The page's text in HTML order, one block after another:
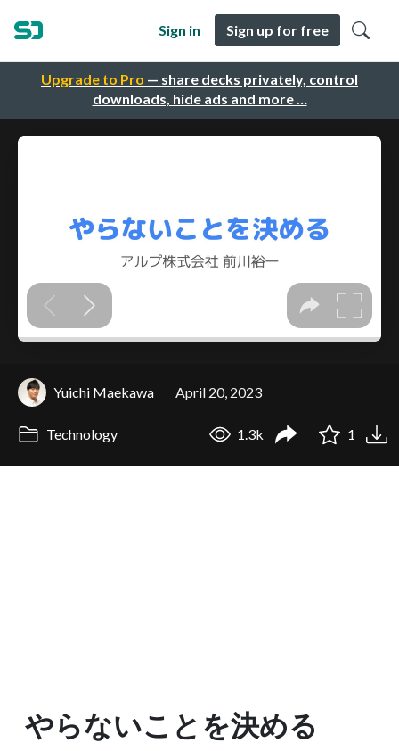
Upgrade to Pro — share decks privately, control
downloads, hide ads and more …
Sign in Sign up for free
Yuichi Maekawa April 20, 2023
Technology 1.3k 1
やらないことを決める